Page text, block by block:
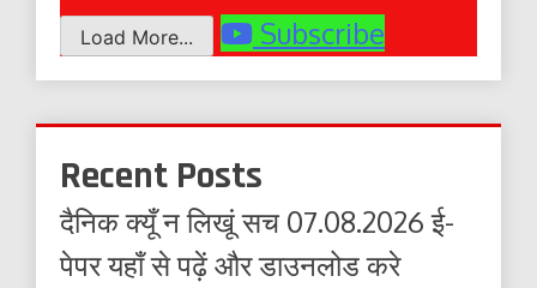
Load More... Subscribe
Recent Posts
दैनिक क्यूँ न लिखूं सच 07.08.2026 ई-
पेपर यहाँ से पढ़ें और डाउनलोड करे